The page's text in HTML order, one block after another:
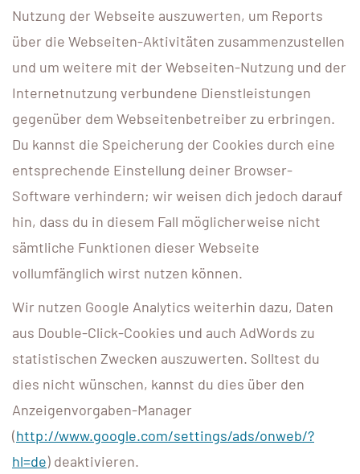
Nutzung der Webseite auszuwerten, um Reports
über die Webseiten-Aktivitäten zusammenzustellen
und um weitere mit der Webseiten-Nutzung und der
Internetnutzung verbundene Dienstleistungen
gegenüber dem Webseitenbetreiber zu erbringen.
Du kannst die Speicherung der Cookies durch eine
entsprechende Einstellung deiner Browser-
Software verhindern; wir weisen dich jedoch darauf
hin, dass du in diesem Fall möglicherweise nicht
sämtliche Funktionen dieser Webseite
vollumfänglich wirst nutzen können.
Wir nutzen Google Analytics weiterhin dazu, Daten
aus Double-Click-Cookies und auch AdWords zu
statistischen Zwecken auszuwerten. Solltest du
dies nicht wünschen, kannst du dies über den
Anzeigenvorgaben-Manager
(http://www.google.com/settings/ads/onweb/?
hl=de) deaktivieren.